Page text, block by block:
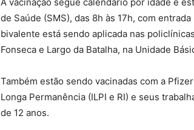
de Saúde (SMS), das 8h às 17h, com
bivalente está sendo aplicada nas
Fonseca e Largo da Batalha, na Unidade
Também estão sendo vacinadas com a
Longa Permanência (ILPI e RI) e seus
de 12 anos.